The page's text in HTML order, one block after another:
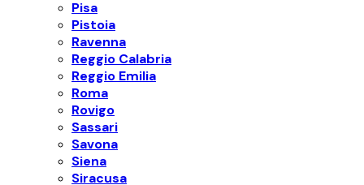
Pisa
Pistoia
Ravenna
Reggio Calabria
Reggio Emilia
Roma
Rovigo
Sassari
Savona
Siena
Siracusa